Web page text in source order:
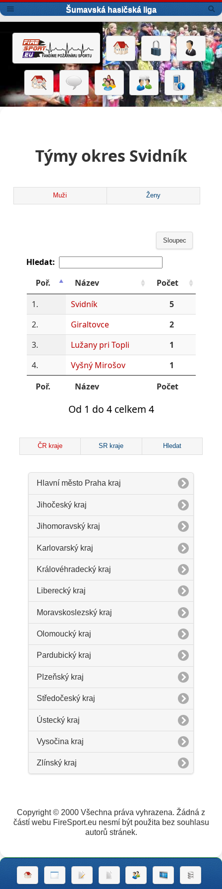
Šumavská hasičská liga
Týmy okres Svidník
Muži Ženy
Sloupec
Hledat:
Poř.
Název
Počet
1.
Svidník
5
2.
Giraltovce
2
3.
Lužany pri Topli
1
4.
Vyšný Mirošov
1
Poř.
Název Počet
Od 1 do 4 celkem 4
ČR kraje SR kraje Hledat
Hlavní město Praha kraj
Jihočeský kraj
Jihomoravský kraj
Karlovarský kraj
Královéhradecký kraj
Liberecký kraj
Moravskoslezský kraj
Olomoucký kraj
Pardubický kraj
Plzeňský kraj
Středočeský kraj
Ústecký kraj
Vysočina kraj
Zlínský kraj
Copyright © 2000 Všechna práva vyhrazena. Žádná z
částí webu FireSport.eu nesmí být použita bez souhlasu
autorů stránek.